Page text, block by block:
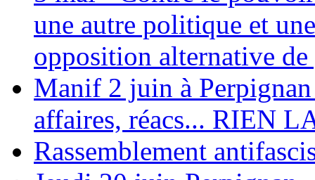
une autre politique et
opposition alternative de
Manif 2 juin à
affaires, réacs... RIEN
Rassemblement